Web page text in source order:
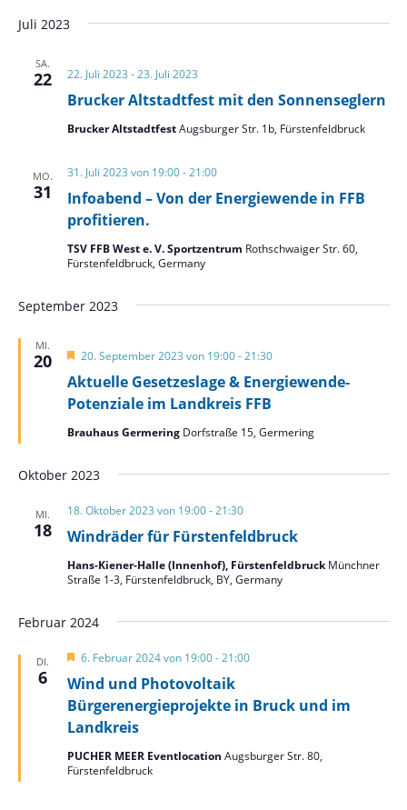
Juli 2023
SA.
22
Brucker Altstadtfest mit den Sonnenseglern
22. Juli 2023 -23. Juli 2023
Brucker AltstadtfestAugsburger Str. 1b, Fürstenfeldbruck
MO.
31
Infoabend – Von der Energiewende in FFB
profitieren.
31. Juli 2023 von 19:00-21:00
TSV FFB West e. V. Sportzentrum Rothschwaiger Str. 60,
Fürstenfeldbruck, Germany
September 2023
MI.
20
Aktuelle Gesetzeslage & Energiewende-
Potenziale im Landkreis FFB
Hervorgehoben
20. September 2023 von 19:00-21:30
Brauhaus Germering Dorfstraße 15, Germering
Oktober 2023
MI.
18 Windräder für Fürstenfeldbruck
18. Oktober 2023 von 19:00-21:30
Hans-Kiener-Halle (Innenhof), FürstenfeldbruckMünchner
Straße 1-3, Fürstenfeldbruck, BY, Germany
Februar 2024
DI.
6
Wind und Photovoltaik
Bürgerenergieprojekte in Bruck und im
Landkreis
Hervorgehoben
6. Februar 2024 von 19:00-21:00
PUCHER MEER Eventlocation Augsburger Str. 80,
Fürstenfeldbruck